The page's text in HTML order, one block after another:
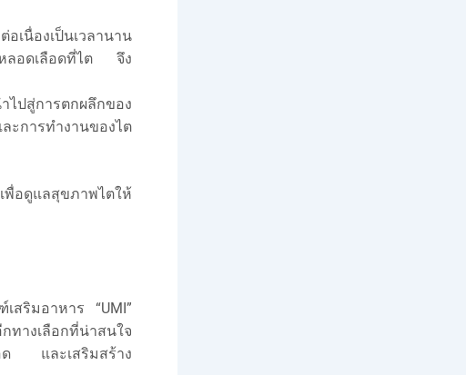
เนื่องเป็นเวลานาน
หลอดเลือดที่ไต จึง
ปสู่การตกผลึกของ
ะการทำงานของไต
พื่อดูแลสุขภาพไตให้
สริมอาหาร “UMI”
ทางเลือกที่น่าสนใจ
ด และเสริมสร้าง